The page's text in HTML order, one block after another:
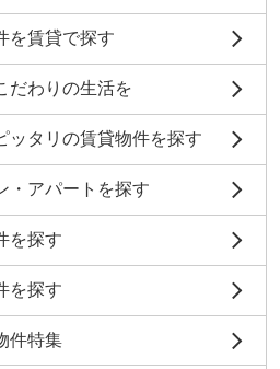
を賃貸で探す
だわりの生活を
ッタリの賃貸物件を探す
・アパートを探す
を探す
を探す
件特集